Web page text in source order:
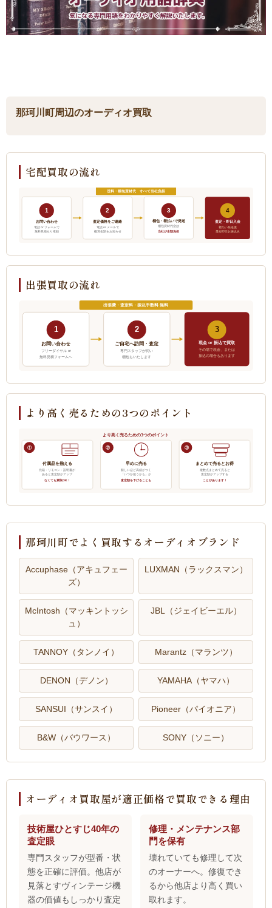
那珂川町周辺のオーディオ買取
宅配買取の流れ
送料・梱包資材代 すべて当社負担
1
お問い合わせ
電話 or フォームで
無料見積もり依頼
2
査定価格をご連絡
電話 or メールで
概算金額をお知らせ
3
梱包・着払いで発送
梱包資材代金は
当社が全額負担
4
査定・即日入金
着払い発送後
最短即日お振込み
出張買取の流れ
出張費・査定料・振込手数料 無料
1
お問い合わせ
フリーダイヤル or
無料見積フォームへ
2
ご自宅へ訪問・査定
専門スタッフが伺い
梱包もいたします
3
現金 or 振込で買取
その場で現金、または
振込の場合もあります
より高く売るための3つのポイント
より高く売るための3つのポイント
①
付属品を揃える
元箱・リモコン・説明書が
あると査定額がアップ
なくても買取OK！
②
早めに売る
新しいほど高値がつく
「いつか使うかも」が
査定額を下げることも
③
まとめて売るとお得
複数点まとめて売ると
査定額がアップする
ことがあります！
那珂川町でよく買取するオーディオブランド
Accuphase（アキュフェー
ズ）
LUXMAN（ラックスマン）
McIntosh（マッキントッシ
ュ）
JBL（ジェイビーエル）
TANNOY（タンノイ） Marantz（マランツ）
DENON（デノン） YAMAHA（ヤマハ）
SANSUI（サンスイ） Pioneer（パイオニア）
B&W（バウワース） SONY（ソニー）
オーディオ買取屋が適正価格で買取できる理由
技術屋ひとすじ40年の
査定眼
専門スタッフが型番・状
態を正確に評価。他店が
見落とすヴィンテージ機
器の価値もしっかり査定
修理・メンテナンス部
門を保有
壊れていても修理して次
のオーナーへ。修復でき
るから他店より高く買い
取れます。